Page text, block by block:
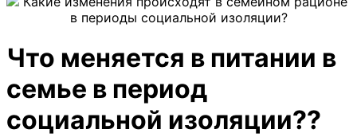
Что меняется в питании в
семье в период
социальной изоляции??